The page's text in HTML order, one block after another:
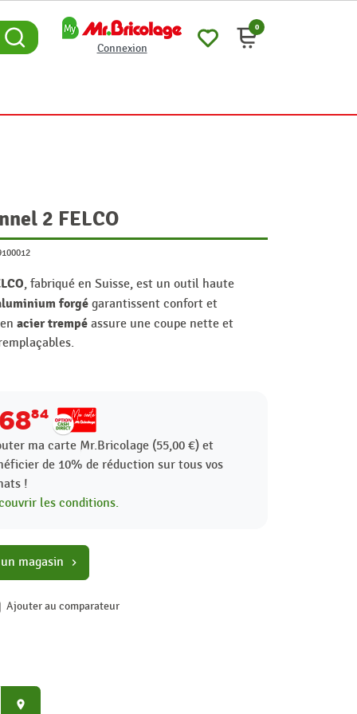
Connexion
0
2 FELCO
, fabriqué en Suisse, est un outil haute
forgé garantissent confort et
acier trempé assure une coupe nette et
84
ma carte Mr.Bricolage (55,00 €) et
de 10% de réduction sur tous vos
!
les conditions.
magasin chevron_right
Ajouter au comparateur
place